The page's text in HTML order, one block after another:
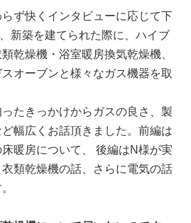
ず快くインタビューに応じて下
新築を建てられた際に、ハイブ
乾燥機・浴室暖房換気乾燥機、
オーブンと様々なガス機器を取
たきっかけからガスの良さ、製
幅広くお話頂きました。前編は
暖房について、 後編はN様が実
類乾燥機の話、さらに電気の話